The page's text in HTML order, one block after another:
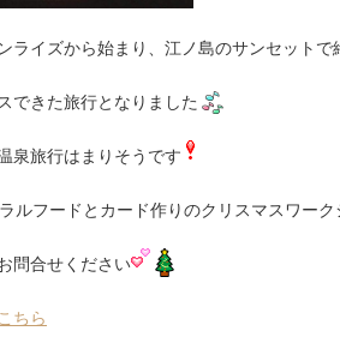
ライズから始まり、江ノ島のサンセット
できた旅行となりました
泉旅行はまりそうです
ルフードとカード作りのクリスマスワーク
問合せください
こちら